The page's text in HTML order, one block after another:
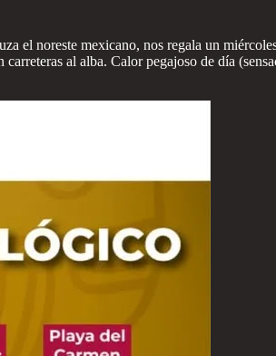
el noreste mexicano, nos regala un
carreteras al alba. Calor pegajoso de día